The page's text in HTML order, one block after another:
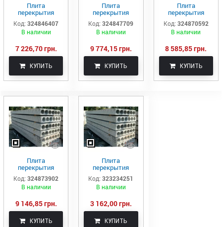
Плита
перекрытия
пустотная ПК 60-
12-8
Код: 324846407
В наличии
7 226,70 грн.
КУПИТЬ
Плита
перекрытия
пустотная ПК 63-
15-8
Код: 324847709
В наличии
9 774,15 грн.
КУПИТЬ
Плита
перекрытия
пустотная ПК 68-
12-8
Код: 324870592
В наличии
8 585,85 грн.
КУПИТЬ
Плита
перекрытия
пустотная ПК 72-
12-8
Код: 324873902
В наличии
9 146,85 грн.
КУПИТЬ
Плита
перекрытия
пустотная ПК 22-
10-8
Код: 323234251
В наличии
3 162,00 грн.
КУПИТЬ